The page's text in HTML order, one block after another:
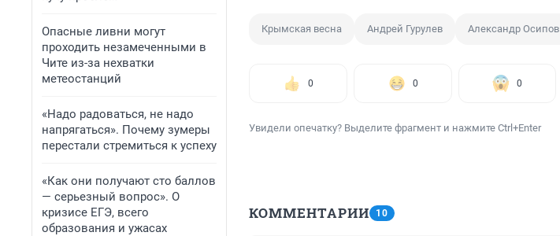
Опасные ливни могут
проходить незамеченными в
Чите из-за нехватки
метеостанций
«Надо радоваться, не надо
напрягаться». Почему зумеры
перестали стремиться к успеху
«Как они получают сто баллов
— серьезный вопрос». О
кризисе ЕГЭ, всего
образования и ужасах
Крымская весна Андрей Гурулев Александр Осипов
0 0 0
Увидели опечатку? Выделите фрагмент и нажмите Ctrl+Enter
КОММЕНТАРИИ 10